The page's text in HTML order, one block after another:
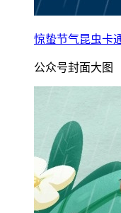
惊蛰节气昆虫卡
公众号封面大图